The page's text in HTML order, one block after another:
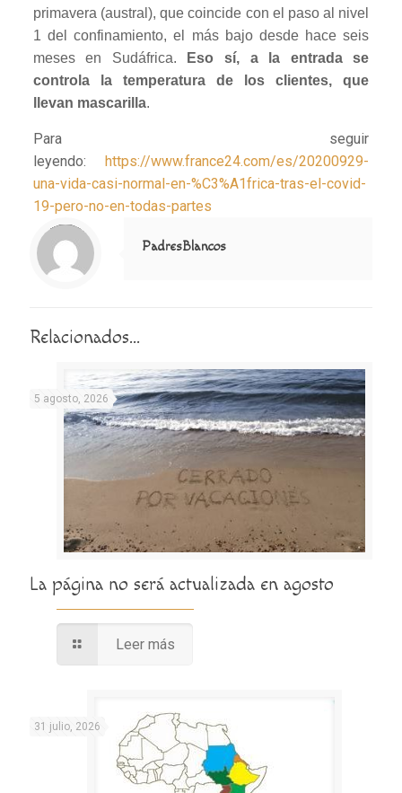
primavera (austral), que coincide con el paso al nivel
1 del confinamiento, el más bajo desde hace seis
meses en Sudáfrica.
Eso sí, a la entrada se
controla la temperatura de los clientes, que
llevan mascarilla.
Para seguir
leyendo:https://www.france24.com/es/20200929-
una-vida-casi-normal-en-%C3%A1frica-tras-el-covid-
19-pero-no-en-todas-partes
Notice
: Trying to access array offset on value of type null in
/home/misioner/public_html/padresblancos/themes/betheme/includes/content-single.php
on line
286
PadresBlancos
Relacionados...
5 agosto, 2026
La página no será actualizada en agosto
Leer más
31 julio, 2026